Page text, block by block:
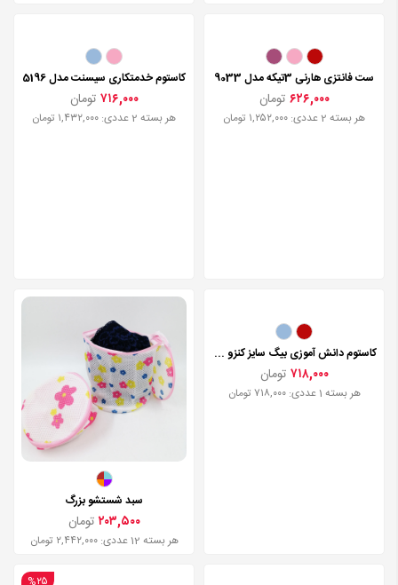
ست فانتزی هارنی 3تیکه مدل 9033
۶۲۶,۰۰۰ تومان
هر بسته 2 عددی: ۱,۲۵۲,۰۰۰ تومان
کاستوم خدمتکاری سیسنت مدل 5196
۷۱۶,۰۰۰ تومان
هر بسته 2 عددی: ۱,۴۳۲,۰۰۰ تومان
کاستوم دانش آموزی بیگ سایز کنزو مدل 1629
۷۱۸,۰۰۰ تومان
هر بسته 1 عددی: ۷۱۸,۰۰۰ تومان
سبد شستشو بزرگ
۲۰۳,۵۰۰تومان
هر بسته 12 عددی: ۲,۴۴۲,۰۰۰ تومان
%۲۵